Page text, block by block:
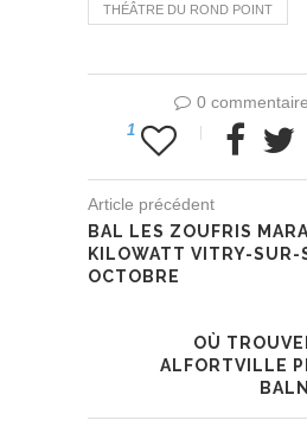
THÉÂTRE DU ROND POINT
0 commentaire
1
Article précédent
BAL LES ZOUFRIS
KILOWATT VITRY-SUR-
OCTOBRE
OÙ
ALFORTVILLE